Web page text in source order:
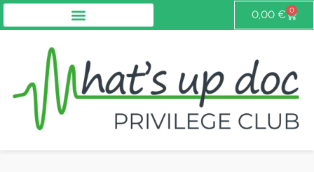
0,00 € 0